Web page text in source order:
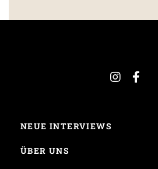
NEUE INTERVIEWS
ÜBER UNS